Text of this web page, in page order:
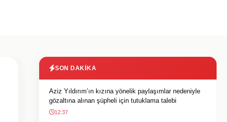
SON DAKIKA
Aziz Yıldırım’ın kızına yönelik paylaşımlar nedeniyle
gözaltına alınan şüpheli için tutuklama talebi
12:37